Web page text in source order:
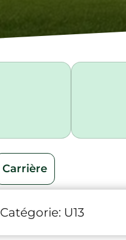
Carrière
Catégorie: U13